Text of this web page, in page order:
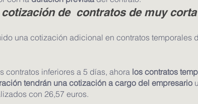
de  contratos de muy
una cotización adicional en contratos temporales
contratos inferiores a 5 días, ahora los contratos
tendrán una cotización a cargo del empresario
con 26,57 euros.